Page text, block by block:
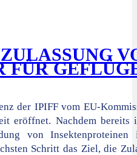
FÜR
der IPIFF vom EU-
eröffnet. Nachdem bereits
von Insektenproteinen
Schritt das Ziel, die